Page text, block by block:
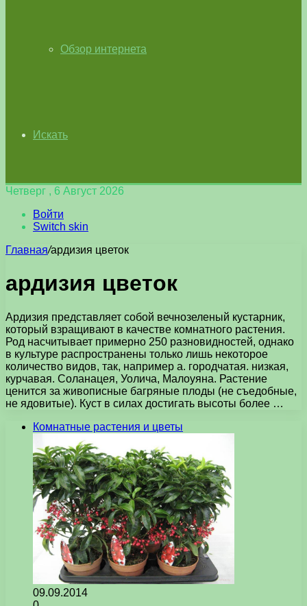
Обзор интернета
Искать
Четверг , 6 Август 2026
Войти
Switch skin
Главная/ардизия цветок
ардизия цветок
Ардизия представляет собой вечнозеленый кустарник,
который взращивают в качестве комнатного растения.
Род насчитывает примерно 250 разновидностей, однако
в культуре распространены только лишь некоторое
количество видов, так, например а. городчатая. низкая,
курчавая. Соланацея, Уолича, Малоуяна. Растение
ценится за живописные багряные плоды (не съедобные,
не ядовитые). Куст в силах достигать высоты более …
Комнатные растения и цветы
09.09.2014